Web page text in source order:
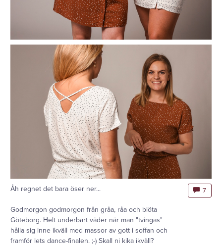
Åh regnet det bara öser ner...
Godmorgon godmorgon från gråa, råa och blöta
Göteborg. Helt underbart väder när man "tvingas"
hålla sig inne ikväll med massor av gott i soffan och
framför lets dance-finalen. ;-) Skall ni kika ikväll?
7